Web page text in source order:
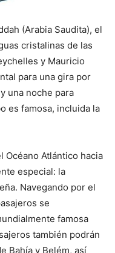
(Arabia Saudita), el
cristalinas de las
y Mauricio
para una gira por
una noche para
es famosa, incluida la
Océano Atlántico hacia
especial: la
Navegando por el
se
famosa
también podrán
Bahía y Belém, así